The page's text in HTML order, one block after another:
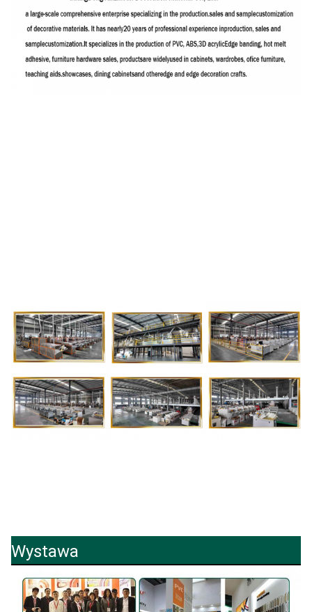
Wystawa